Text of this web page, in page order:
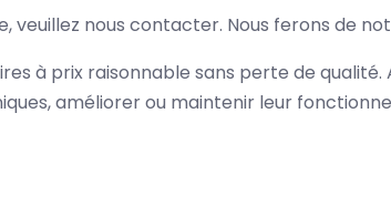
nous contacter. Nous ferons de
à prix raisonnable sans perte de
améliorer ou maintenir leur